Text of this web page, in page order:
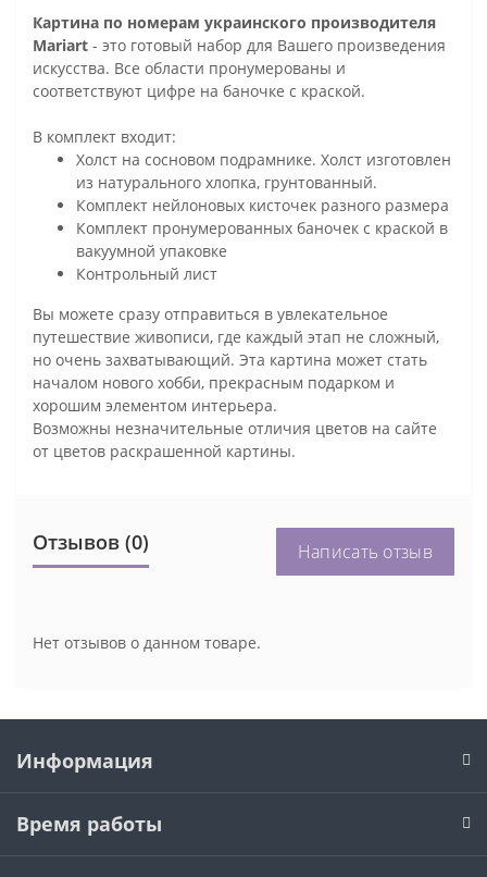
Картина по номерам украинского производителя
Mariart - это готовый набор для Вашего произведения
искусства. Все области пронумерованы и
соответствуют цифре на баночке с краской.
В комплект входит:
Холст на сосновом подрамнике. Холст изготовлен
из натурального хлопка, грунтованный.
Комплект нейлоновых кисточек разного размера
Комплект пронумерованных баночек с краской в
вакуумной упаковке
Контрольный лист
Вы можете сразу отправиться в увлекательное
путешествие живописи, где каждый этап не сложный,
но очень захватывающий. Эта картина может стать
началом нового хобби, прекрасным подарком и
хорошим элементом интерьера.
Возможны незначительные отличия цветов на сайте
от цветов раскрашенной картины.
Отзывов (0) Написать отзыв
Нет отзывов о данном товаре.
Информация
Время работы